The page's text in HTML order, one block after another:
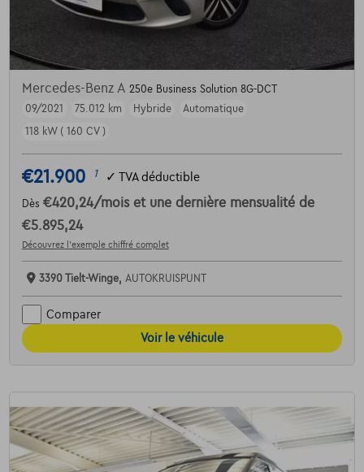
Mercedes-Benz A 250e Business Solution 8G-DCT
09/2021
75.012 km Hybride
Automatique
118 kW ( 160 CV )
€21.900 1 ✓ TVA déductible
Dès €420,24/mois et une dernière mensualité de
€5.895,24
Découvrez l’exemple chiffré complet
3390 Tielt-Winge, AUTOKRUISPUNT
Comparer
Voir le véhicule